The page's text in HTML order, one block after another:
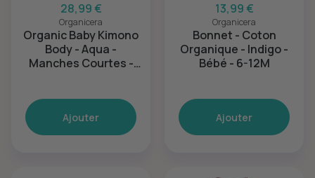
28,99 €
Organicera
Organic Baby Kimono
Body - Aqua -
Manches Courtes -
Ajouter
13,99 €
Organicera
Bonnet - Coton
Organique - Indigo -
Bébé - 6-12M
Ajouter